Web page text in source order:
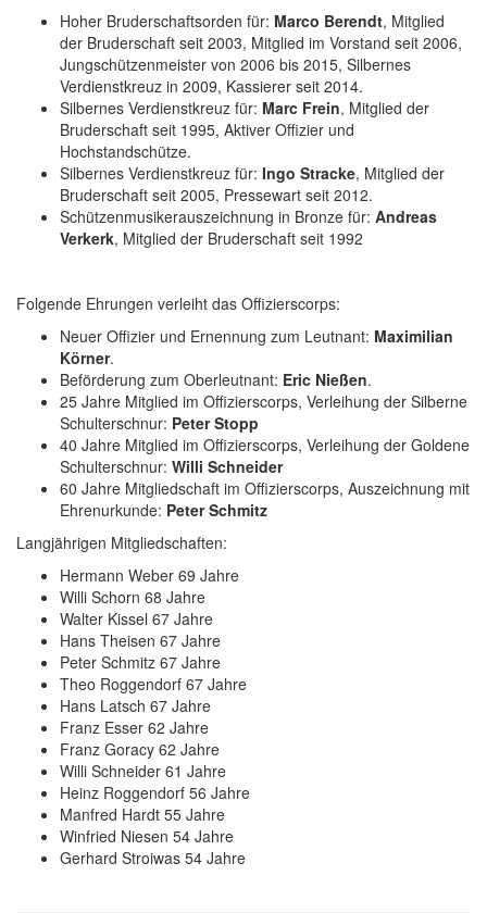
Hoher Bruderschaftsorden für: Marco Berendt, Mitglied
der Bruderschaft seit 2003, Mitglied im Vorstand seit 2006,
Jungschützenmeister von 2006 bis 2015, Silbernes
Verdienstkreuz in 2009, Kassierer seit 2014.
Silbernes Verdienstkreuz für: Marc Frein, Mitglied der
Bruderschaft seit 1995, Aktiver Offizier und
Hochstandschütze.
Silbernes Verdienstkreuz für: Ingo Stracke, Mitglied der
Bruderschaft seit 2005, Pressewart seit 2012.
Schützenmusikerauszeichnung in Bronze für: Andreas
Verkerk, Mitglied der Bruderschaft seit 1992
Folgende Ehrungen verleiht das Offizierscorps:
Neuer Offizier und Ernennung zum Leutnant: Maximilian
Körner.
Beförderung zum Oberleutnant: Eric Nießen.
25 Jahre Mitglied im Offizierscorps, Verleihung der Silberne
Schulterschnur: Peter Stopp
40 Jahre Mitglied im Offizierscorps, Verleihung der Goldene
Schulterschnur: Willi Schneider
60 Jahre Mitgliedschaft im Offizierscorps, Auszeichnung mit
Ehrenurkunde: Peter Schmitz
Langjährigen Mitgliedschaften:
Hermann Weber 69 Jahre
Willi Schorn 68 Jahre
Walter Kissel 67 Jahre
Hans Theisen 67 Jahre
Peter Schmitz 67 Jahre
Theo Roggendorf 67 Jahre
Hans Latsch 67 Jahre
Franz Esser 62 Jahre
Franz Goracy 62 Jahre
Willi Schneider 61 Jahre
Heinz Roggendorf 56 Jahre
Manfred Hardt 55 Jahre
Winfried Niesen 54 Jahre
Gerhard Stroiwas 54 Jahre